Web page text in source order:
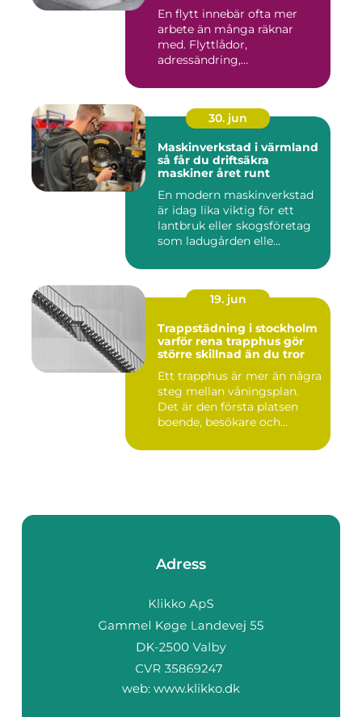
En flytt innebär ofta mer
arbete än många räknar
med. Flyttlådor,
adressändring,
30. jun
Maskinverkstad i värmland
så får du driftsäkra
maskiner året runt
En modern maskinverkstad
är idag lika viktig för ett
lantbruk eller skogsföretag
som ladugården elle...
19. jun
Trappstädning i stockholm
varför rena trapphus gör
större skillnad än du tror
Ett trapphus är mer än några
steg mellan våningsplan.
Det är den första platsen
boende, besökare och...
Adress
web: www.klikko.dk